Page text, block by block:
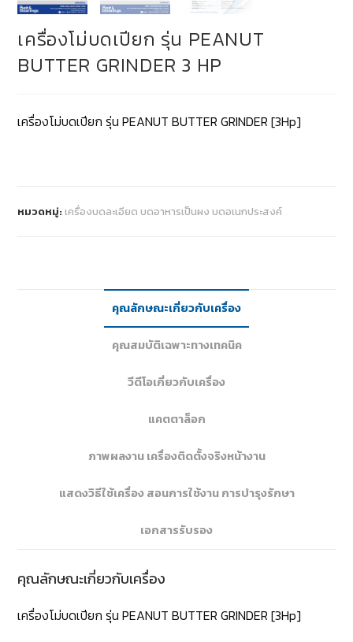
เครื่องโม่บดเปียก รุ่น PEANUT
BUTTER GRINDER 3 HP
เครื่องโม่บดเปียก รุ่น PEANUT BUTTER GRINDER [3Hp]
หมวดหมู่:เครื่องบดละเอียด บดอาหารเป็นผง บดอเนกประสงค์
คุณลักษณะเกี่ยวกับเครื่อง
คุณสมบัติเฉพาะทางเทคนิค
วีดีโอเกี่ยวกับเครื่อง
แคตตาล็อก
ภาพผลงาน เครื่องติดตั้งจริงหน้างาน
แสดงวิธีใช้เครื่อง สอนการใช้งาน การบำรุงรักษา
เอกสารรับรอง
คุณลักษณะเกี่ยวกับเครื่อง
เครื่องโม่บดเปียก รุ่น PEANUT BUTTER GRINDER [3Hp]